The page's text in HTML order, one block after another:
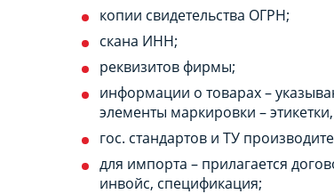
копии свидетельства ОГРН;
скана ИНН;
реквизитов фирмы;
информации о товарах –
элементы маркировки –
гос. стандартов и ТУ
для импорта – прилагается
инвойс, спецификация;